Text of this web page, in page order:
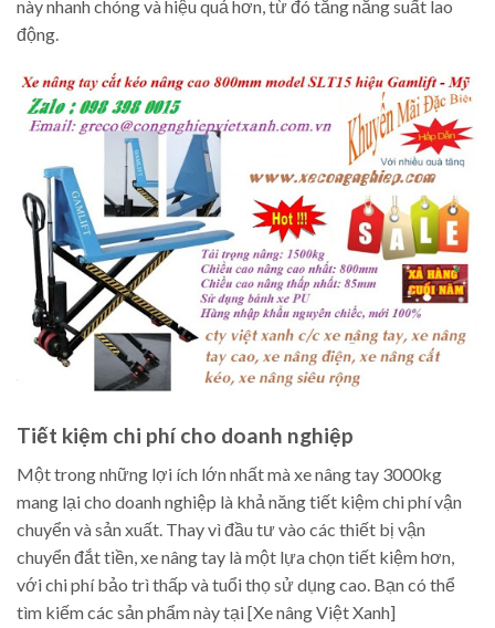
này nhanh chóng và hiệu quả hơn, từ đó tăng năng suất lao
động.
Tiết kiệm chi phí cho doanh nghiệp
Một trong những lợi ích lớn nhất mà xe nâng tay 3000kg
mang lại cho doanh nghiệp là khả năng tiết kiệm chi phí vận
chuyển và sản xuất. Thay vì đầu tư vào các thiết bị vận
chuyển đắt tiền, xe nâng tay là một lựa chọn tiết kiệm hơn,
với chi phí bảo trì thấp và tuổi thọ sử dụng cao. Bạn có thể
tìm kiếm các sản phẩm này tại [Xe nâng Việt Xanh]